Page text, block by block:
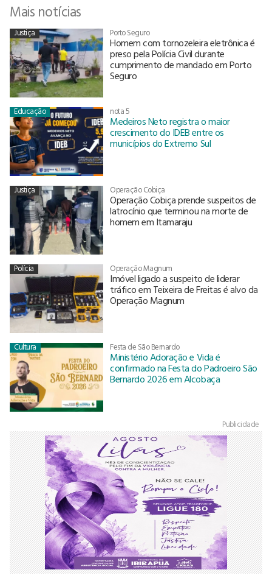
Mais notícias
Justiça Porto Seguro
Homem com tornozeleira eletrônica é
preso pela Polícia Civil durante
cumprimento de mandado em Porto
Seguro
Educação nota 5
Medeiros Neto registra o maior
crescimento do IDEB entre os
municípios do Extremo Sul
Justiça Operação Cobiça
Operação Cobiça prende suspeitos de
latrocínio que terminou na morte de
homem em Itamaraju
Polícia Operação Magnum
Imóvel ligado a suspeito de liderar
tráfico em Teixeira de Freitas é alvo da
Operação Magnum
Cultura Festa de São Bernardo
Ministério Adoração e Vida é
confirmado na Festa do Padroeiro São
Bernardo 2026 em Alcobaça
Publicidade